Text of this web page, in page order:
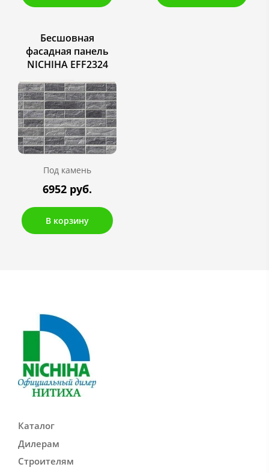
Бесшовная
фасадная панель
NICHIHA EFF2324
Под камень
6952 руб.
В корзину
Каталог
Дилерам
Строителям